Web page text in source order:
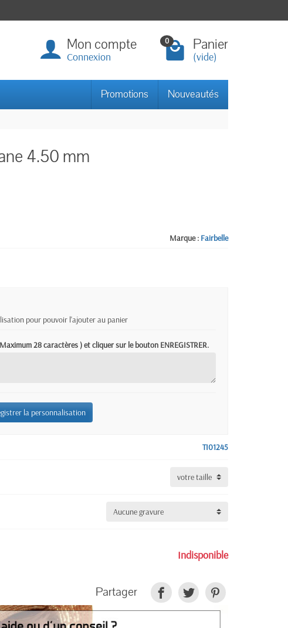
Mon compte
Connexion
0 Panier
(vide)
Promotions Nouveautés
4.50 mm
Marque : Fairbelle
pour pouvoir l'ajouter au panier
28 caractères ) et cliquer sur le bouton ENREGISTRER.
la personnalisation
TI01245
Indisponible
Partager